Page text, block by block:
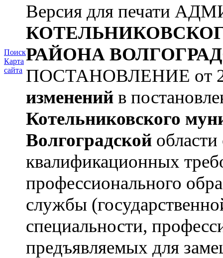
Поиск
Карта
сайта
Версия для печати
РАЙОНА
ПОСТАНОВЛЕНИЕ от
изменений в
Котельниковского
Волгоградской
квалификационных
профессионального
службы
специальности,
предъявляемых для